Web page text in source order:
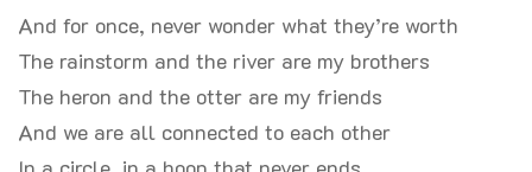
And for once, never wonder what they’re worth
The rainstorm and the river are my brothers
The heron and the otter are my friends
And we are all connected to each other